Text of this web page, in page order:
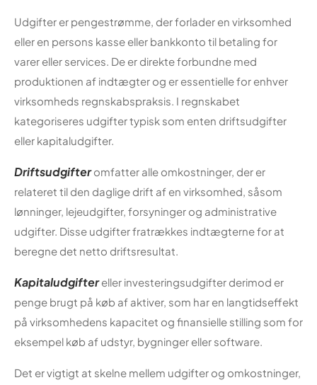
Udgifter er pengestrømme, der forlader en virksomhed
eller en persons kasse eller bankkonto til betaling for
varer eller services. De er direkte forbundne med
produktionen af indtægter og er essentielle for enhver
virksomheds regnskabspraksis. I regnskabet
kategoriseres udgifter typisk som enten driftsudgifter
eller kapitaludgifter.
Driftsudgifteromfatter alle omkostninger, der er
relateret til den daglige drift af en virksomhed, såsom
lønninger, lejeudgifter, forsyninger og administrative
udgifter. Disse udgifter fratrækkes indtægterne for at
beregne det netto driftsresultat.
Kapitaludgiftereller investeringsudgifter derimod er
penge brugt på køb af aktiver, som har en langtidseffekt
på virksomhedens kapacitet og finansielle stilling som for
eksempel køb af udstyr, bygninger eller software.
Det er vigtigt at skelne mellem udgifter og omkostninger,